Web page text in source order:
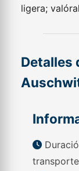
ligera;
Detalles